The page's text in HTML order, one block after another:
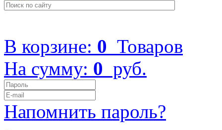
В корзине: 0 Товаров
На сумму: 0 руб.
Напомнить пароль?